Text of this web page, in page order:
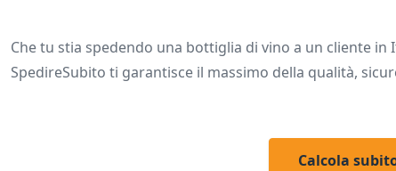
Che tu stia spedendo una bottiglia di vino a un cliente
SpedireSubito ti garantisce il massimo della qualità,
Calcola